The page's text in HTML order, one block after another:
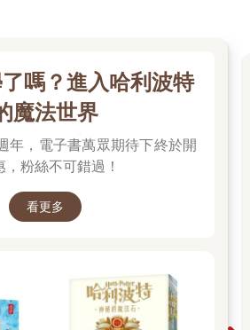
嗎？進入哈利波特
魔法世界
年，電子書萬眾期待下終於開
粉絲不可錯過！
看更多